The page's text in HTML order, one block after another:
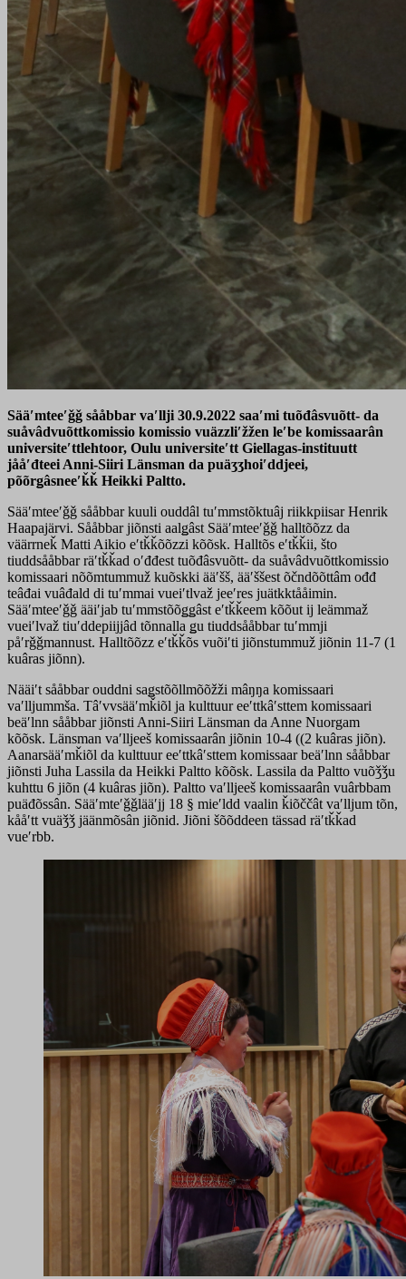
Sääʹmteeʹǧǧ sååbbar vaʹllji 30.9.2022 saaʹmi tuõđâsvuõtt- da
suåvâdvuõttkomissio komissio vuäzzliʹžžen leʹbe komissaarân
universiteʹttlehtoor, Oulu universiteʹtt Giellagas-instituutt
jååʹđteei Anni-Siiri Länsman da puäʒʒhoiʹddjeei,
põõrǥâsneeʹǩǩ Heikki Paltto.
Sääʹmteeʹǧǧ sååbbar kuuli ouddâl tuʹmmstõktuâj riikkpiisar Henrik
Haapajärvi. Sååbbar jiõnsti aalǥâst Sääʹmteeʹǧǧ halltõõzz da
väärrneǩ Matti Aikio eʹtǩǩõõzzi kõõsk. Halltõs eʹtǩǩii, što
tiuddsååbbar räʹtǩǩad oʹđđest tuõđâsvuõtt- da suåvâdvuõttkomissio
komissaari nõõmtummuž kuõskki ääʹšš, ääʹššest õčndõõttâm ođđ
teâđai vuâđald di tuʹmmai vueiʹtlvaž jeeʹres juätkktååimin.
Sääʹmteeʹǧǧ ääiʹjab tuʹmmstõõǥǥâst eʹtǩǩeem kõõut ij leämmaž
vueiʹlvaž tiuʹddepiijjâd tõnnalla ǥu tiuddsååbbar tuʹmmji
påʹrǧǧmannust. Halltõõzz eʹtǩǩõs vuõiʹti jiõnstummuž jiõnin 11-7 (1
kuâras jiõnn).
Nääiʹt sååbbar ouddni saǥstõõllmõõžži mâŋŋa komissaari
vaʹlljummša. Tâʹvvsääʹmǩiõl ja kulttuur eeʹttkâʹsttem komissaari
beäʹlnn sååbbar jiõnsti Anni-Siiri Länsman da Anne Nuorgam
kõõsk. Länsman vaʹlljeeš komissaarân jiõnin 10-4 ((2 kuâras jiõn).
Aanarsääʹmǩiõl da kulttuur eeʹttkâʹsttem komissaar beäʹlnn sååbbar
jiõnsti Juha Lassila da Heikki Paltto kõõsk. Lassila da Paltto vuõǯǯu
kuhttu 6 jiõn (4 kuâras jiõn). Paltto vaʹlljeeš komissaarân vuârbbam
puäđõssân. Sääʹmteʹǧǧlääʹjj 18 § mieʹldd vaalin ǩiõččât vaʹlljum tõn,
kååʹtt vuäǯǯ jäänmõsân jiõnid. Jiõni šõõddeen tässad räʹtǩǩad
vueʹrbb.